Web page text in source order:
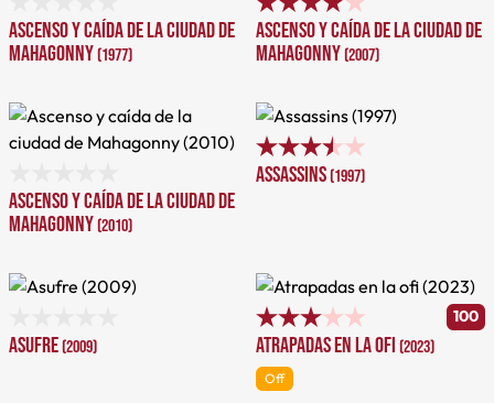
Ascenso y caída de la ciudad de
Mahagonny(1977)
Ascenso y caída de la ciudad de
Mahagonny(2007)
Ascenso y caída de la ciudad de
Mahagonny(2010)
Assassins(1997)
Asufre(2009)
100
Atrapadas en la ofi (2023)
Off